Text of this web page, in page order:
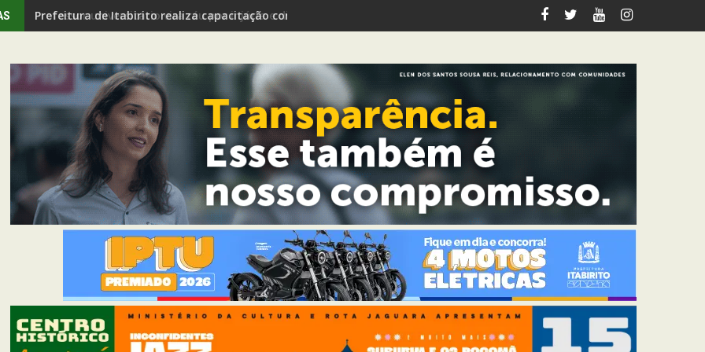
Professor universitário vira réu por injúria e discriminação contra cadeirante em BH